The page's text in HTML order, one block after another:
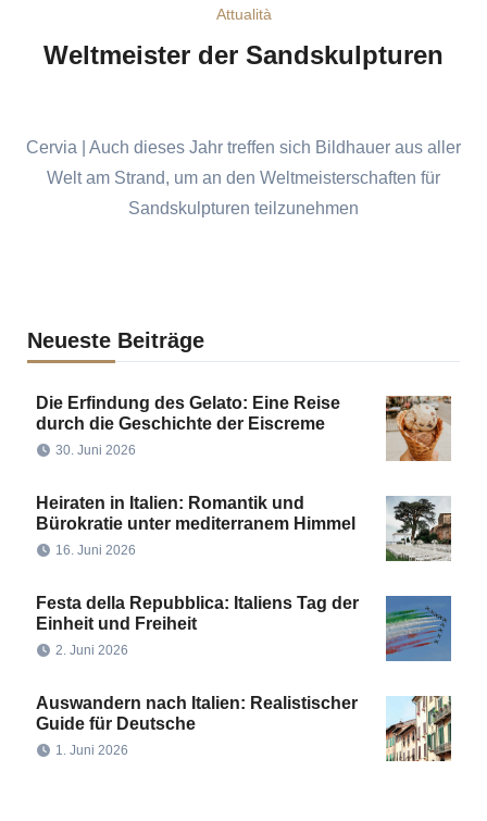
Attualità
Weltmeister der Sandskulpturen
Cervia | Auch dieses Jahr treffen sich Bildhauer aus aller
Welt am Strand, um an den Weltmeisterschaften für
Sandskulpturen teilzunehmen
Neueste Beiträge
Die Erfindung des Gelato: Eine Reise
durch die Geschichte der Eiscreme
30. Juni 2026
Heiraten in Italien: Romantik und
Bürokratie unter mediterranem Himmel
16. Juni 2026
Festa della Repubblica: Italiens Tag der
Einheit und Freiheit
2. Juni 2026
Auswandern nach Italien: Realistischer
Guide für Deutsche
1. Juni 2026